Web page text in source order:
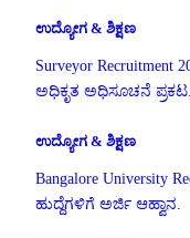
ಉದ್ಯೋಗ & ಶಿಕ್ಷಣ
Surveyor
ಅಧಿಕೃತ ಅಧಿಸೂಚನೆ ಪ್ರಕಟ.
ಉದ್ಯೋಗ & ಶಿಕ್ಷಣ
Bangalore University
ಹುದ್ದೆಗಳಿಗೆ ಅರ್ಜಿ ಆಹ್ವಾನ.